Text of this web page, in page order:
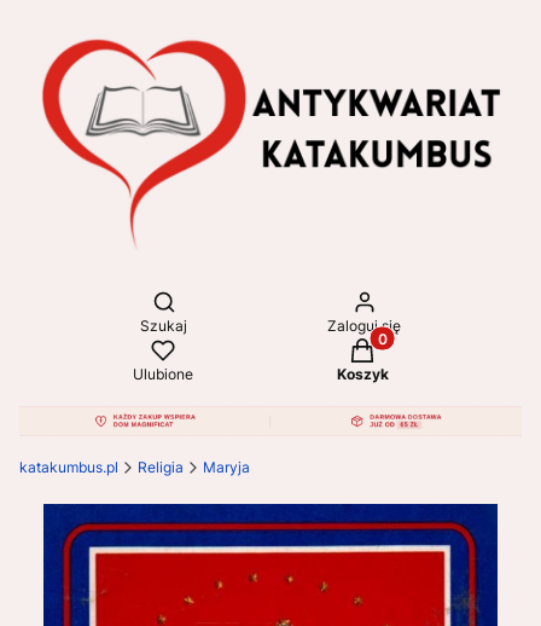
Otwórz wyszukiwarkę
Szukaj Zaloguj się
Ulubione
Produkty w koszyku:
Koszyk
katakumbus.pl Religia Maryja